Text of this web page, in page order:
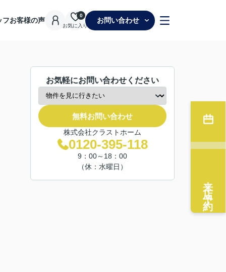
フお客様の声
お気に入り
0
お問い合わせ
お気軽にお問い合わせください
無料お問い合わせ
株式会社クラストホーム
0120-395-118
9：00～18：00
（休：水曜日）
来店予約